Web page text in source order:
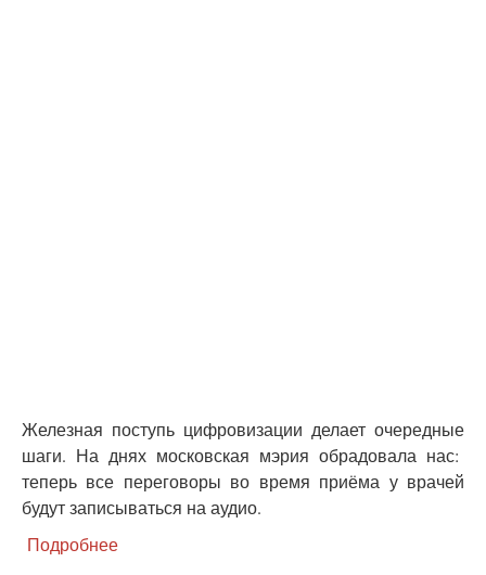
Железная поступь цифровизации делает очередные
шаги. На днях московская мэрия обрадовала нас:
теперь все переговоры во время приёма у врачей
будут записываться на аудио.
Подробнее